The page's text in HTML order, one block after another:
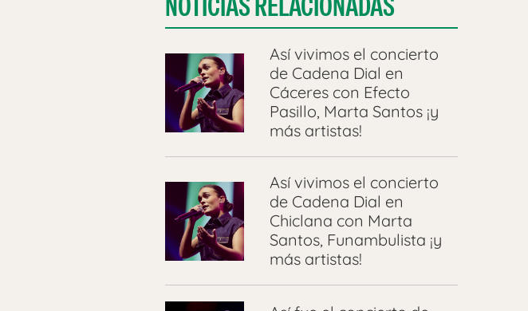
Así vivimos el concierto
de Cadena Dial en
Cáceres con Efecto
Pasillo, Marta Santos ¡y
más artistas!
Así vivimos el concierto
de Cadena Dial en
Chiclana con Marta
Santos, Funambulista ¡y
más artistas!